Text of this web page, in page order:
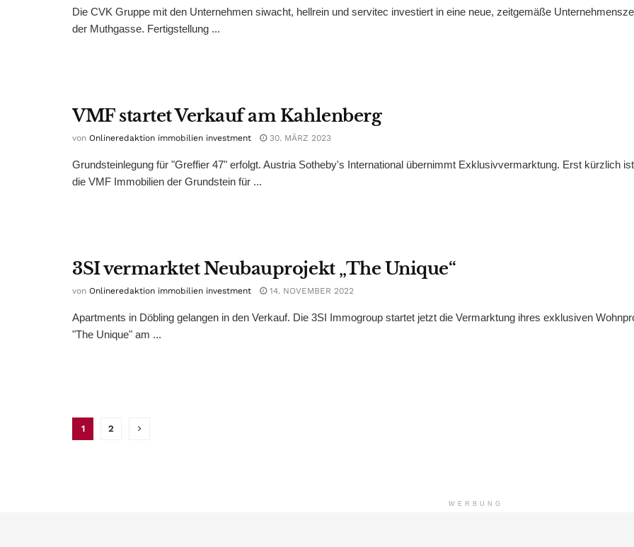
Die CVK Gruppe mit den Unternehmen siwacht, hellrein und servitec investiert in eine neue, zeitgemäße
der Muthgasse. Fertigstellung ...
VMF startet Verkauf am Kahlenberg
von Onlineredaktion immobilien investment 30. MÄRZ 2023
Grundsteinlegung für "Greffier 47" erfolgt. Austria Sotheby's International übernimmt Exklusivvermarktung. Erst kürzlich
die VMF Immobilien der Grundstein für ...
3SI vermarktet Neubauprojekt „The Unique“
von Onlineredaktion immobilien investment 14. NOVEMBER 2022
Apartments in Döbling gelangen in den Verkauf. Die 3SI Immogroup startet jetzt die Vermarktung ihres exklusiven
"The Unique" am ...
1 2
WERBUNG